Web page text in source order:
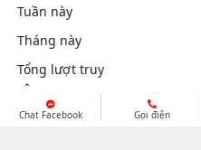
Tuần này
Tháng này
Tổng lượt truy
cập
Mua bán linh kiện máy tính cũ
Chat Facebook Gọi điện